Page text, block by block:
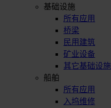
基础设施
所有应用
桥梁
民用建筑
矿业设备
其它基础设施
船舶
所有应用
入坞维修